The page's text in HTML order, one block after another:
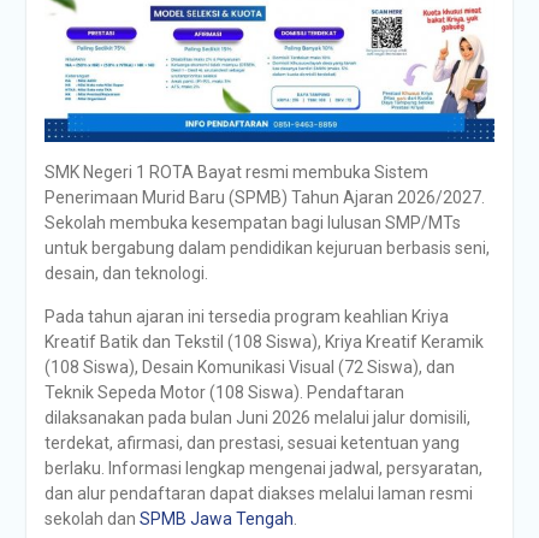
SMK Negeri 1 ROTA Bayatresmi membuka Sistem
Penerimaan Murid Baru (SPMB) Tahun Ajaran 2026/2027.
Sekolah membuka kesempatan bagi lulusan SMP/MTs
untuk bergabung dalam pendidikan kejuruan berbasis seni,
desain, dan teknologi.
Pada tahun ajaran ini tersedia program keahlian Kriya
Kreatif Batik dan Tekstil (108 Siswa), Kriya Kreatif Keramik
(108 Siswa), Desain Komunikasi Visual (72 Siswa), dan
Teknik Sepeda Motor (108 Siswa). Pendaftaran
dilaksanakan pada bulan Juni 2026 melalui jalur domisili,
terdekat, afirmasi, dan prestasi, sesuai ketentuan yang
berlaku. Informasi lengkap mengenai jadwal, persyaratan,
dan alur pendaftaran dapat diakses melalui laman resmi
sekolah dan SPMB Jawa Tengah